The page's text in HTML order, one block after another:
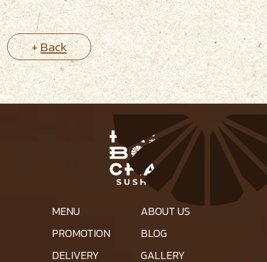
+Back
MENU
PROMOTION
DELIVERY
ABOUT US
BLOG
GALLERY